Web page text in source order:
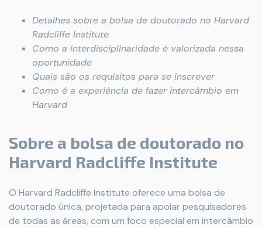
Detalhes sobre a bolsa de doutorado no Harvard
Radcliffe Institute
Como a interdisciplinaridade é valorizada nessa
oportunidade
Quais são os requisitos para se inscrever
Como é a experiência de fazer intercâmbio em
Harvard
Sobre a bolsa de doutorado no
Harvard Radcliffe Institute
O Harvard Radcliffe Institute oferece uma bolsa de
doutorado única, projetada para apoiar pesquisadores
de todas as áreas, com um foco especial em intercâmbio